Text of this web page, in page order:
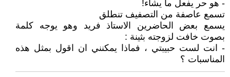
- هو حر يفعل ما يشاء!
تسمع عاصفة من التصفيف تنطلق
يسمع بعض الحاضرين الاستاذ فريد وهو يوجه كلمة
بصوت خافت لزوجته بثينة :
- انت لست حبيبتي ، فماذا يمكنني ان اقول بمثل هذه
المناسبات ؟